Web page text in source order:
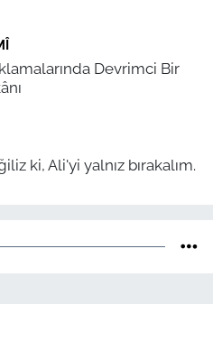
Devrimci Bir
ki, Ali'yi yalnız bırakalım.